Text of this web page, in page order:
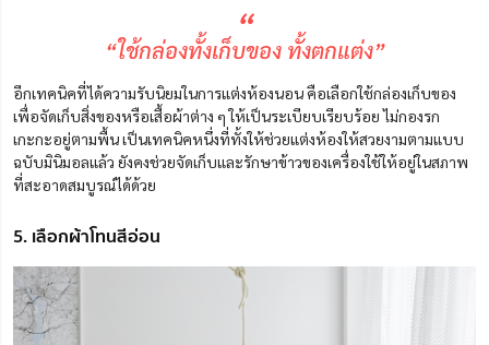
“
“ใช้กล่องทั้งเก็บของ ทั้งตกแต่ง”
อีกเทคนิคที่ได้ความรับนิยมในการแต่งห้องนอน คือเลือกใช้กล่องเก็บของ
เพื่อจัดเก็บสิ่งของหรือเสื้อผ้าต่าง ๆ ให้เป็นระเบียบเรียบร้อย ไม่กองรก
เกะกะอยู่ตามพื้น เป็นเทคนิคหนึ่งที่ทั้งให้ช่วยแต่งห้องให้สวยงามตามแบบ
ฉบับมินิมอลแล้ว ยังคงช่วยจัดเก็บและรักษาข้าวของเครื่องใช้ให้อยู่ในสภาพ
ที่สะอาดสมบูรณ์ได้ด้วย
5. เลือกผ้าโทนสีอ่อน